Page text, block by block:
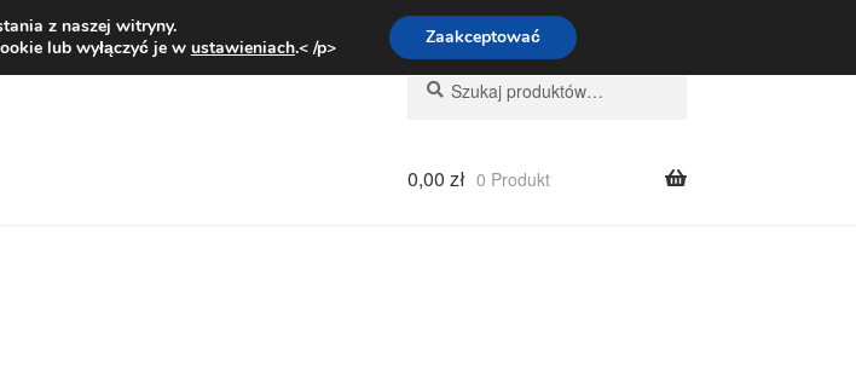
Pn.-pt. 9:00-16:00800 003 167
Szukaj:
Szukaj
0,00 zł 0 Produkt
z naszej witryny.
lub wyłączyć je w ustawieniach.< /p> Zaakceptować